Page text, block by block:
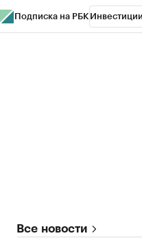
Подписка на РБК Инвестиции
Все новости